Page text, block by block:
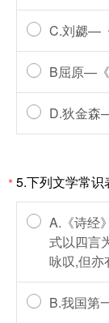
C.刘勰—
B屈原—
D.狄金
*5.下列文学常识
A.《诗经
式以四言
咏叹,但亦
B.我国第